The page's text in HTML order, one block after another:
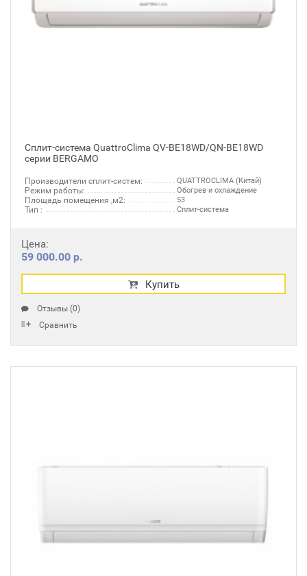
Сплит-система QuattroClima QV-BE18WD/QN-BE18WD
серии BERGAMO
Производители сплит-систем: QUATTROCLIMA (Китай)
Режим работы: Обогрев и охлаждение
Площадь помещения ,м2: 53
Тип : Сплит-система
Цена:
59 000.00 р.
Купить
Отзывы (0)
Сравнить